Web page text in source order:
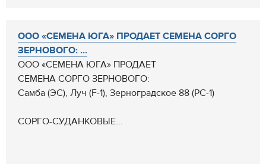
ООО «СЕМЕНА ЮГА» ПРОДАЕТ СЕМЕНА СОРГО
ЗЕРНОВОГО: ...
ООО «СЕМЕНА ЮГА» ПРОДАЕТ
СЕМЕНА СОРГО ЗЕРНОВОГО:
Самба (ЭС), Луч (F-1), Зерноградское 88 (РС-1)
СОРГО-СУДАНКОВЫЕ...